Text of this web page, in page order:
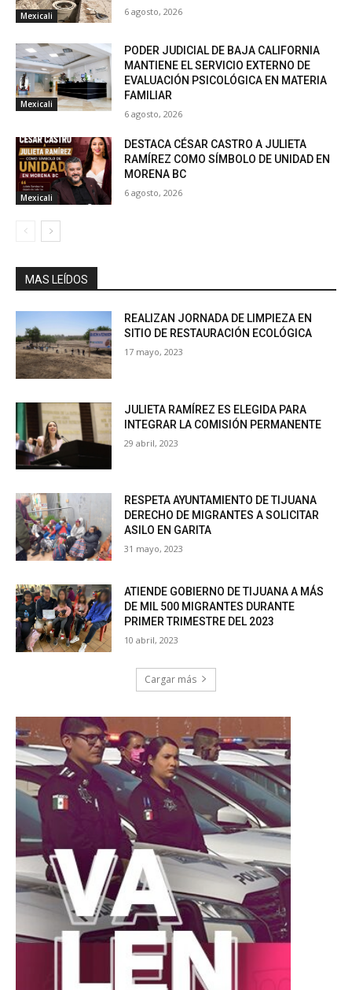
Mexicali 6 agosto, 2026
Mexicali
PODER JUDICIAL DE BAJA CALIFORNIA
MANTIENE EL SERVICIO EXTERNO DE
EVALUACIÓN PSICOLÓGICA EN MATERIA
FAMILIAR
6 agosto, 2026
Mexicali
DESTACA CÉSAR CASTRO A JULIETA
RAMÍREZ COMO SÍMBOLO DE UNIDAD EN
MORENA BC
6 agosto, 2026
MAS LEÍDOS
REALIZAN JORNADA DE LIMPIEZA EN
SITIO DE RESTAURACIÓN ECOLÓGICA
17 mayo, 2023
JULIETA RAMÍREZ ES ELEGIDA PARA
INTEGRAR LA COMISIÓN PERMANENTE
29 abril, 2023
RESPETA AYUNTAMIENTO DE TIJUANA
DERECHO DE MIGRANTES A SOLICITAR
ASILO EN GARITA
31 mayo, 2023
ATIENDE GOBIERNO DE TIJUANA A MÁS
DE MIL 500 MIGRANTES DURANTE
PRIMER TRIMESTRE DEL 2023
10 abril, 2023
Cargar más